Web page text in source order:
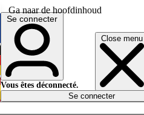
Ga naar de hoofdinhoud
Close menu
English
Deutsch
Español
Se connecter
Vous êtes déconnecté.
Se connecter